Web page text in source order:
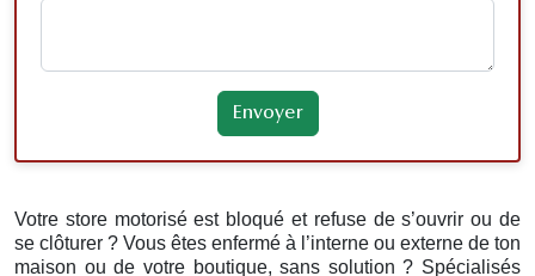
Votre store motorisé est bloqué et refuse de s’ouvrir ou de
se clôturer ? Vous êtes enfermé à l’interne ou externe de ton
maison ou de votre boutique, sans solution ? Spécialisés